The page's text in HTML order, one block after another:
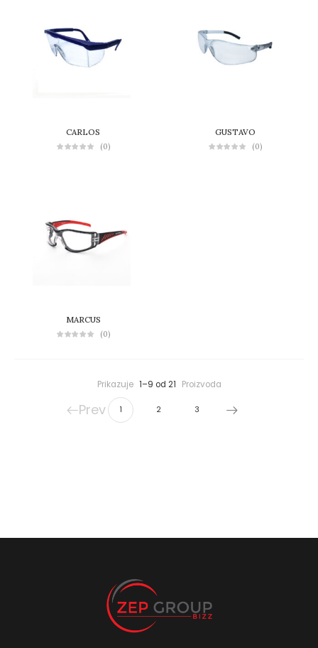
CARLOS
(0)
GUSTAVO
(0)
MARCUS
(0)
Prikazuje 1–9 od 21 Proizvoda
Prev 1 2 3